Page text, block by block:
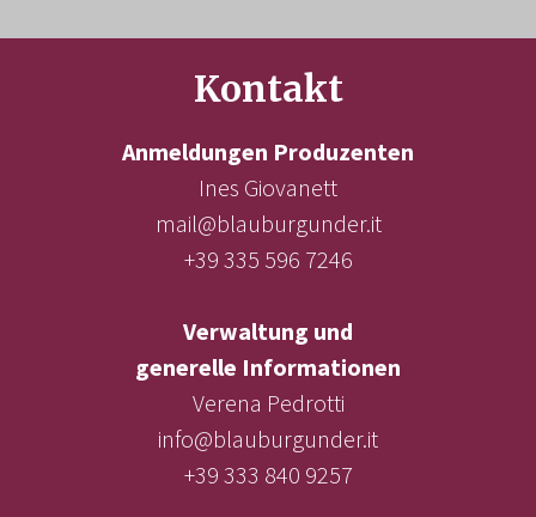
Kontakt
Anmeldungen Produzenten
Ines Giovanett
mail@blauburgunder.it
+39 335 596 7246
Verwaltung und
generelle Informationen
Verena Pedrotti
info@blauburgunder.it
+39 333 840 9257